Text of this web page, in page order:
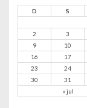
D S
« jul
2
3
9
10
16
17
23
24
30
31